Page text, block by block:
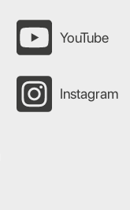
YouTube
Instagram